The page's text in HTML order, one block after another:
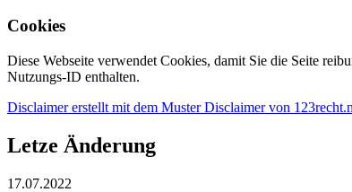
Cookies
Diese Webseite verwendet Cookies, damit Sie die Seite
Nutzungs-ID enthalten.
Disclaimer erstellt mit dem Muster Disclaimer von
Letze Änderung
17.07.2022